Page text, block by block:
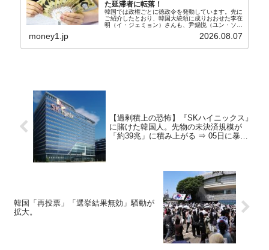
た延滞者に転落！
韓国では政権ごとに徳政令を発動しています。先に
ご紹介したとおり、韓国大統領に成りおおせた李在
明（イ・ジェミョン）さんも、尹錫悦（ユン・ソギ
バンクにして不良債権の買い取りを行い、分割償還
money1.jp 2026.08.07
【過剰積上の恐怖】『SKハイニックス』
に賭けた韓国人。先物の未決済規模が
「約39兆」に積み上がる ⇒ 05日に暴落
韓国「再投票」「選挙結果無効」騒動が
拡大。